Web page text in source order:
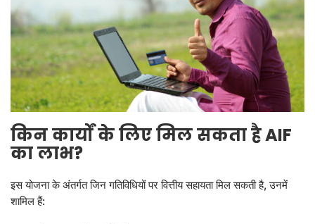
किनकार्योंकेलिएमिलसकताहैAIF
कालाभ?
इस योजना के अंतर्गत जिन गतिविधियों पर वित्तीय सहायता मिल सकती है, उनमें
शामिल हैं: